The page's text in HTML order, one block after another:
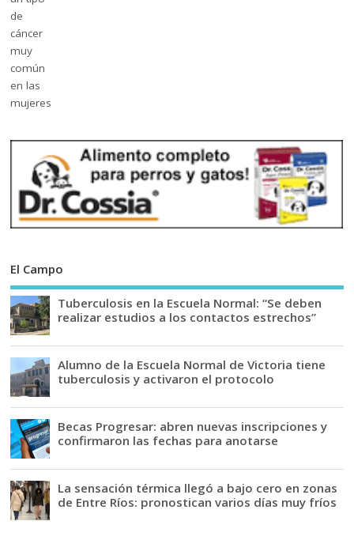
El Campo
Tuberculosis en la Escuela Normal: “Se deben
realizar estudios a los contactos estrechos”
Alumno de la Escuela Normal de Victoria tiene
tuberculosis y activaron el protocolo
Becas Progresar: abren nuevas inscripciones y
confirmaron las fechas para anotarse
La sensación térmica llegó a bajo cero en zonas
de Entre Ríos: pronostican varios días muy fríos